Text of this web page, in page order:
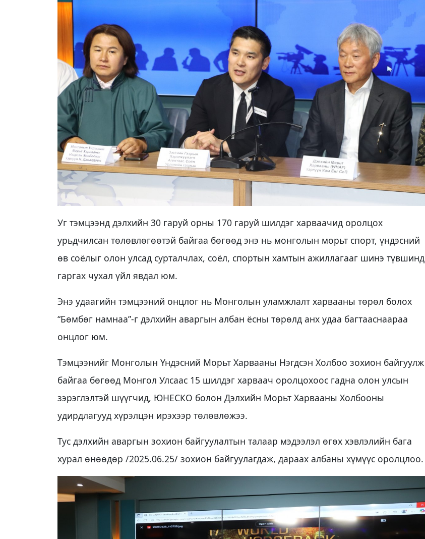
Уг тэмцээнд дэлхийн 30 гаруй орны 170 гаруй шилдэг харваачид оролцох
урьдчилсан төлөвлөгөөтэй байгаа бөгөөд энэ нь монголын морьт спорт, үндэсний
өв соёлыг олон улсад сурталчлах, соёл, спортын хамтын ажиллагааг шинэ түвшинд
гаргах чухал үйл явдал юм.
Энэ удаагийн тэмцээний онцлог нь Монголын уламжлалт харвааны төрөл болох
“Бөмбөг намнаа”-г дэлхийн аваргын албан ёсны төрөлд анх удаа багтааснаараа
онцлог юм.
Тэмцээнийг Монголын Үндэсний Морьт Харвааны Нэгдсэн Холбоо зохион байгуулж
байгаа бөгөөд Монгол Улсаас 15 шилдэг харваач оролцохоос гадна олон улсын
зэрэглэлтэй шүүгчид, ЮНЕСКО болон Дэлхийн Морьт Харвааны Холбооны
удирдлагууд хүрэлцэн ирэхээр төлөвлөжээ.
Тус дэлхийн аваргын зохион байгуулалтын талаар мэдээлэл өгөх хэвлэлийн бага
хурал өнөөдөр /2025.06.25/ зохион байгуулагдаж, дараах албаны хүмүүс оролцлоо.